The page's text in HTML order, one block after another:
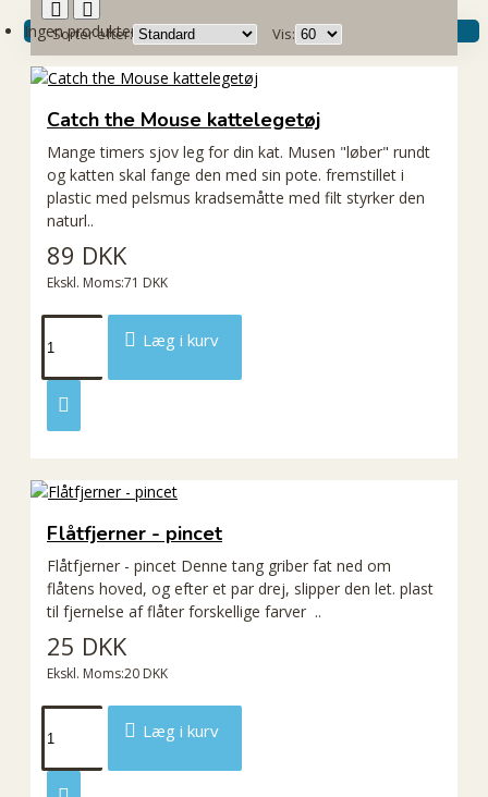
Ingen produkter
Sorter efter: Vis:
Catch the Mouse kattelegetøj
Mange timers sjov leg for din kat. Musen "løber" rundt
og katten skal fange den med sin pote. fremstillet i
plastic med pelsmus kradsemåtte med filt styrker den
naturl..
89 DKK
Ekskl. Moms:71 DKK
Læg i kurv
Flåtfjerner - pincet
Flåtfjerner - pincet Denne tang griber fat ned om
flåtens hoved, og efter et par drej, slipper den let. plast
til fjernelse af flåter forskellige farver ..
25 DKK
Ekskl. Moms:20 DKK
Læg i kurv